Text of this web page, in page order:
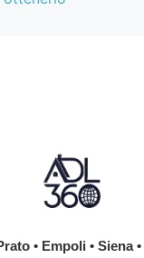
• Empoli • Siena